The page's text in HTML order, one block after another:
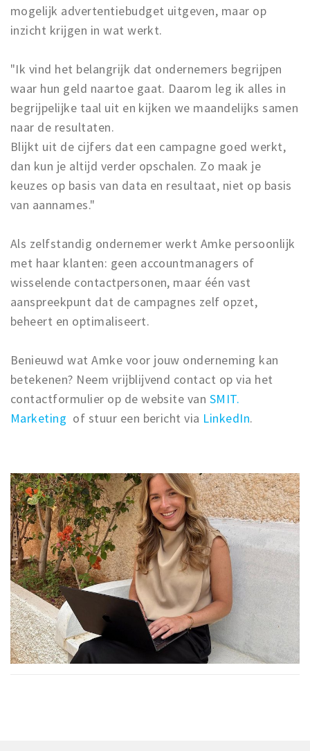
mogelijk advertentiebudget uitgeven, maar op
inzicht krijgen in wat werkt.
"Ik vind het belangrijk dat ondernemers begrijpen
waar hun geld naartoe gaat. Daarom leg ik alles in
begrijpelijke taal uit en kijken we maandelijks samen
naar de resultaten.
Blijkt uit de cijfers dat een campagne goed werkt,
dan kun je altijd verder opschalen. Zo maak je
keuzes op basis van data en resultaat, niet op basis
van aannames."
Als zelfstandig ondernemer werkt Amke persoonlijk
met haar klanten: geen accountmanagers of
wisselende contactpersonen, maar één vast
aanspreekpunt dat de campagnes zelf opzet,
beheert en optimaliseert.
Benieuwd wat Amke voor jouw onderneming kan
betekenen? Neem vrijblijvend contact op via het
contactformulier op de website van SMIT.
Marketing of stuur een bericht via LinkedIn.